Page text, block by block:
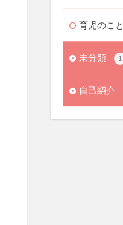
育児のこと
未分類 1
自己紹介